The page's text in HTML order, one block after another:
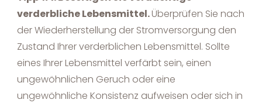
verderbliche Lebensmittel.Überprüfen Sie nach
der Wiederherstellung der Stromversorgung den
Zustand Ihrer verderblichen Lebensmittel. Sollte
eines Ihrer Lebensmittel verfärbt sein, einen
ungewöhnlichen Geruch oder eine
ungewöhnliche Konsistenz aufweisen oder sich in